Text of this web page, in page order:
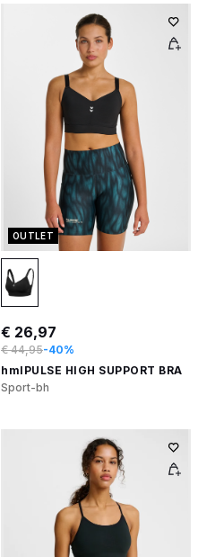
OUTLET
€ 26,97
€ 44,95-40%
hmlPULSE HIGH SUPPORT BRA
Sport-bh